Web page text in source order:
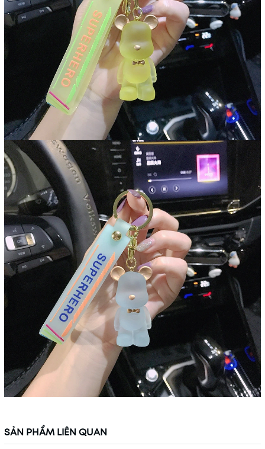
SẢN PHẨM LIÊN QUAN